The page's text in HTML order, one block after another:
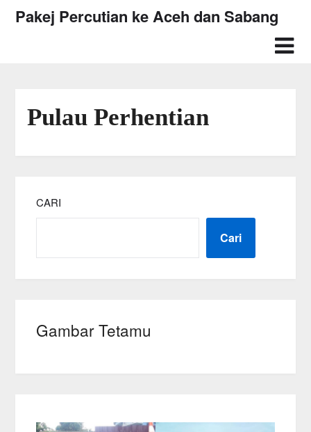
SkipPakej Percutian ke Aceh dan Sabang
Pulau Perhentian
CARI
Cari
Gambar Tetamu